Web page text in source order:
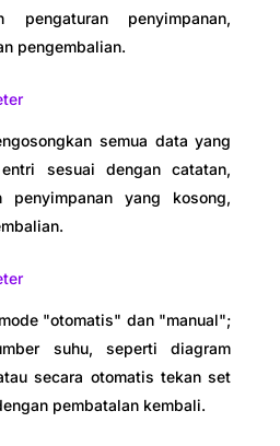
pengaturan penyimpanan,
pengembalian.
semua data yang
sesuai dengan catatan,
penyimpanan yang kosong,
"otomatis" dan "manual";
suhu, seperti diagram
secara otomatis tekan set
pembatalan kembali.